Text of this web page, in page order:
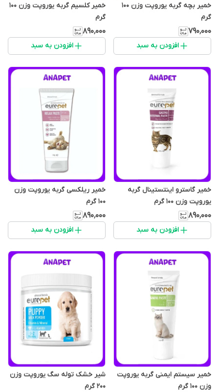
خمیر بچه گربه یوروپت وزن 100
گرم
۷۹۰٬۰۰۰
افزودن به سبد
خمیر کلسیم گربه یوروپت وزن 100
گرم
۸۹۰٬۰۰۰
افزودن به سبد
خمیر گاسترو اینتستینال گربه
یوروپت وزن 100 گرم
۸۹۰٬۰۰۰
افزودن به سبد
خمیر ریلکسی گربه یوروپت وزن
100 گرم
۸۹۰٬۰۰۰
افزودن به سبد
خمیر سیستم ایمنی گربه یوروپت
وزن 100 گرم
شیر خشک توله سگ یوروپت وزن
200 گرم